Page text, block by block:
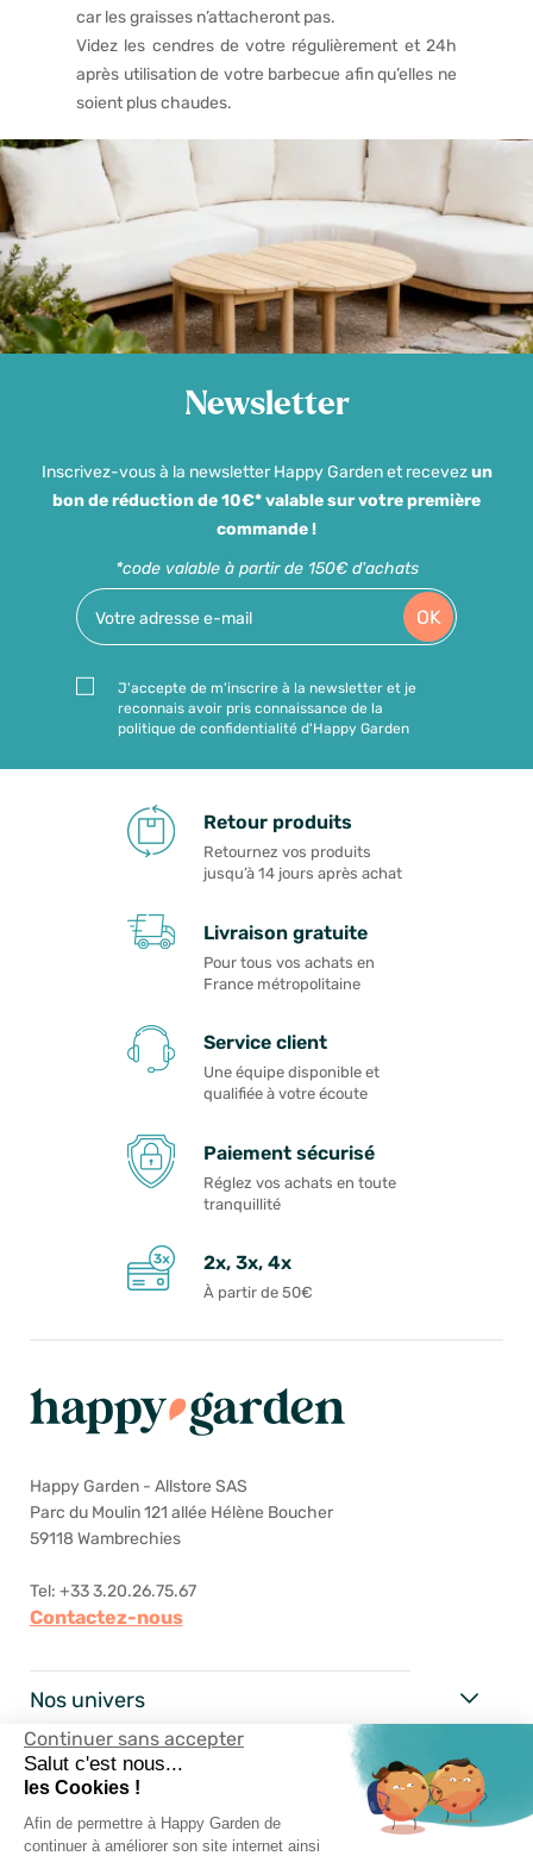
Continuer sans accepter
Salut c'est nous...
les Cookies !
Afin de permettre à Happy Garden de
continuer à améliorer son site internet ainsi
car les graisses n’attacheront pas.
Videz les cendres de votre régulièrement et 24h
après utilisation de votre barbecue afin qu’elles ne
soient plus chaudes.
Newsletter
Inscrivez-vous à la newsletter Happy Garden et recevezun
bon de réduction de 10€* valable sur votre première
commande !
*code valable à partir de 150€ d'achats
OK
J'accepte de m'inscrire à la newsletter et je
reconnais avoir pris connaissance de la
politique de confidentialité d'Happy Garden
Retour produits
Retournez vos produits
jusqu’à 14 jours après achat
Livraison gratuite
Pour tous vos achats en
France métropolitaine
Service client
Une équipe disponible et
qualifiée à votre écoute
Paiement sécurisé
Réglez vos achats en toute
tranquillité
2x, 3x, 4x
À partir de 50€
Happy Garden - Allstore SAS
Parc du Moulin 121 allée Hélène Boucher
59118 Wambrechies
Tel: +33 3.20.26.75.67
Contactez-nous
Nos univers
Happy Garden
Nos services